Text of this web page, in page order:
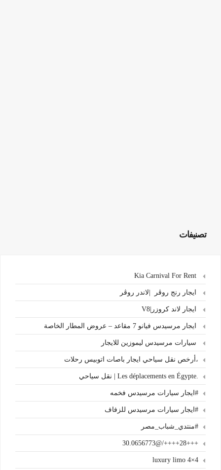
تصنيفات
ايجار رنج روڤر |لاندر روڤر
ايجار لاند كروزر|V8
ايجار مرسيدس فيانو 7 مقاعد – عروض المطار الخاصة
سيارات مرسيدس ليموزين للايجار
،أرخص نقل سياحي ايجار باصات اتوبيس رحلات
.Les déplacements en Égypte | نقل سياحي
#ايجار سيارات مرسيدس فخمه
#ايجار سيارات مرسيدس للزفاف
#منتدي_شباب_مصر
+++28++++/@30.0656773
4×4 luxury limo